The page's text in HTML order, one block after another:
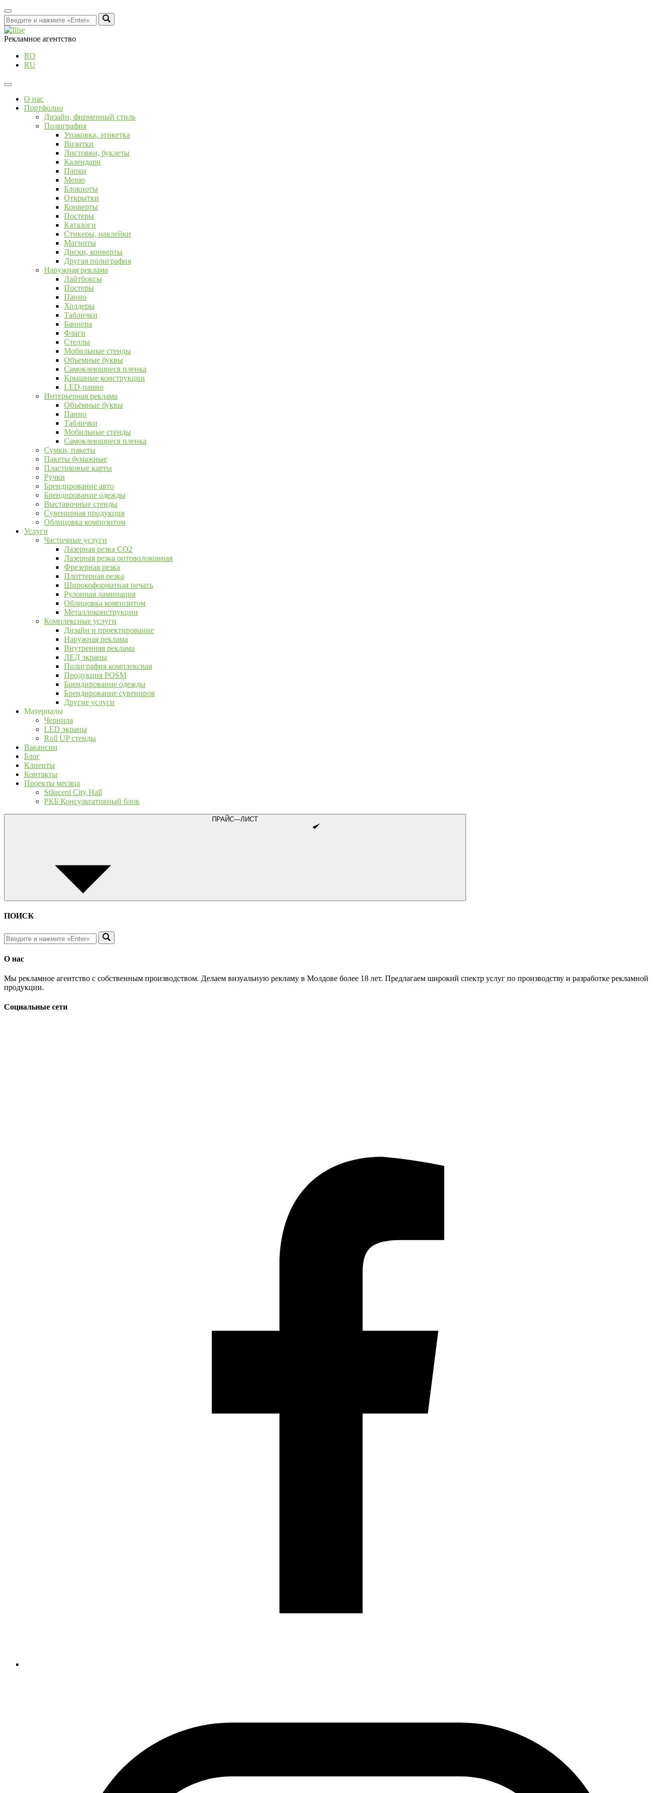
Рекламное агентство
RO
RU
О нас
Портфолио
Дизайн, фирменный стиль
Полиграфия
Упаковка, этикетка
Визитки
Листовки, буклеты
Календари
Папки
Меню
Блокноты
Открытки
Конверты
Постеры
Каталоги
Стикеры, наклейки
Магниты
Диски, конверты
Другая полиграфия
Наружная реклама
Лайтбоксы
Постеры
Панно
Холдеры
Таблички
Баннера
Флаги
Стеллы
Мобильные стенды
Объемные буквы
Самоклеющиеся пленка
Крышные конструкции
LED-панно
Интерьерная реклама
Объёмные буквы
Панно
Таблички
Мобильные стенды
Самоклеющиеся пленка
Сумки, пакеты
Пакеты бумажные
Пластиковые карты
Ручки
Брендирование авто
Брендирование одежды
Выставочные стенды
Сувенирная продукция
Облицовка композитом
Услуги
Частичные услуги
Лазерная резка CO2
Лазерная резка оптоволоконная
Фрезерная резка
Плоттерная резка
Широкоформатная печать
Рулонная ламинация
Облицовка композитом
Металлоконструкции
Комплексные услуги
Дизайн и проектирование
Наружная реклама
Внутренняя реклама
ЛЕД экраны
Полиграфия комплексная
Продукция POSM
Брендирование одежды
Брендирование сувениров
Другие услуги
Материалы
Чернила
LED экраны
Roll UP стенды
Вакансии
Блог
Клиенты
Контакты
Проекты месяца
Stăuceni City Hall
РКБ Консультативный блок
ПРАЙС—ЛИСТ
ПОИСК
О нас
Мы рекламное агентство с собственным производством. Делаем визуальную рекламу в Молдове более 18 лет. Предлагаем широкий спектр услуг по производству и разработке рекламной
продукции.
Социальные сети